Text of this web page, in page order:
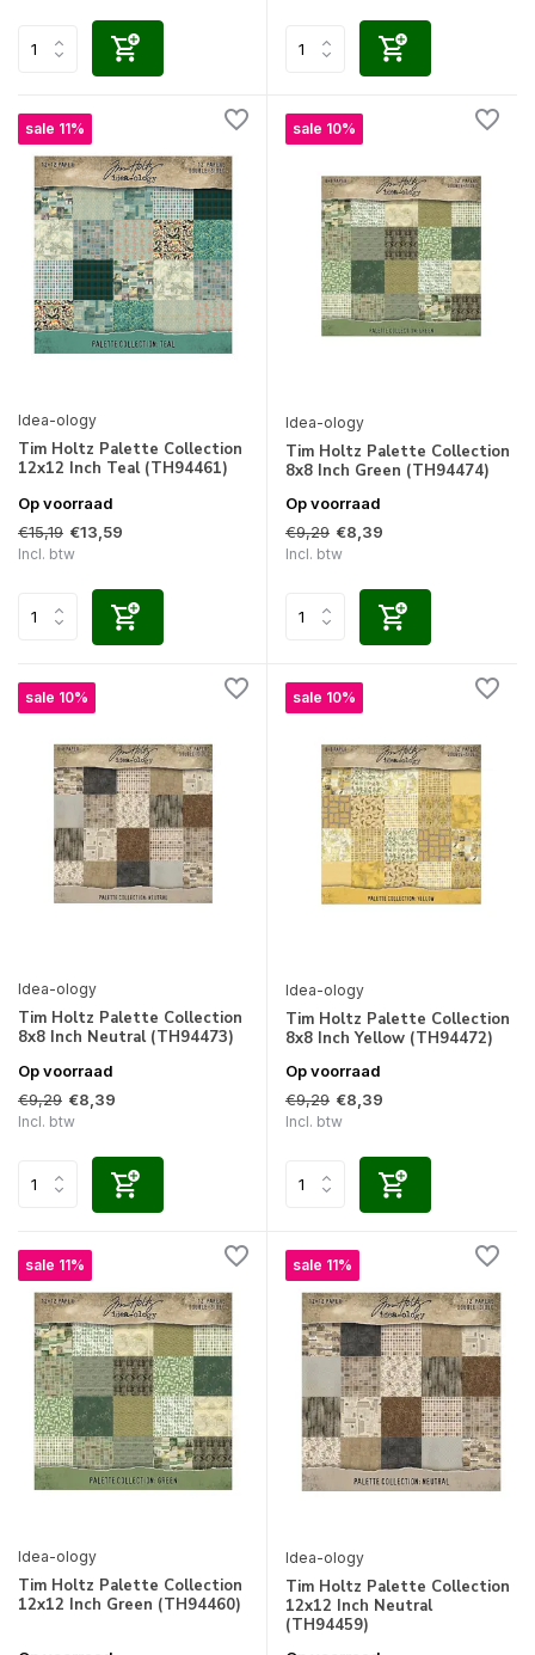
sale 11%
Idea-ology
Tim Holtz Palette Collection
12x12 Inch Teal (TH94461)
Op voorraad
€15,19 €13,59
Incl. btw
sale 10%
Idea-ology
Tim Holtz Palette Collection
8x8 Inch Green (TH94474)
Op voorraad
€9,29 €8,39
Incl. btw
sale 10%
Idea-ology
Tim Holtz Palette Collection
8x8 Inch Neutral (TH94473)
Op voorraad
€9,29 €8,39
Incl. btw
sale 10%
Idea-ology
Tim Holtz Palette Collection
8x8 Inch Yellow (TH94472)
Op voorraad
€9,29 €8,39
Incl. btw
sale 11%
Idea-ology
Tim Holtz Palette Collection
12x12 Inch Green (TH94460)
sale 11%
Idea-ology
Tim Holtz Palette Collection
12x12 Inch Neutral
(TH94459)